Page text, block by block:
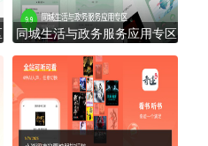
同城生活与政务服务应用专区